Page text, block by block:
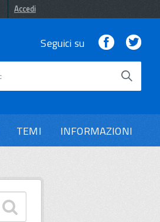
Accedi
Seguici su Facebook
TEMI INFORMAZIONI